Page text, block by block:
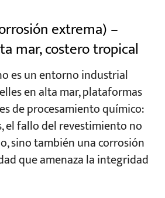
extrema) –
mar, costero tropical
es un entorno industrial
en alta mar, plataformas
de procesamiento químico:
el fallo del revestimiento no
sino también una corrosión
que amenaza la integridad